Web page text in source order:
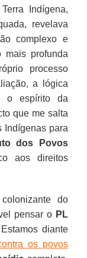
Indígena,
revelava
complexo e
mais profunda
processo
a lógica
o espírito da
que me salta
Indígenas para
dos Povos
aos direitos
do
pensar o PL
diante
os povos